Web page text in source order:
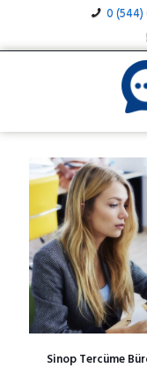
0 (544)
Sinop Tercüme